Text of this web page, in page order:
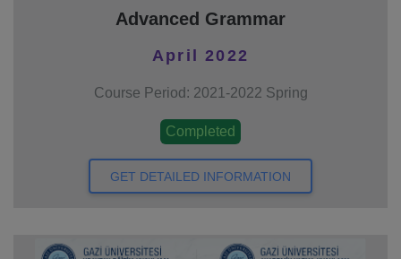
Advanced Grammar
April 2022
Course Period: 2021-2022 Spring
Completed
GET DETAILED INFORMATION